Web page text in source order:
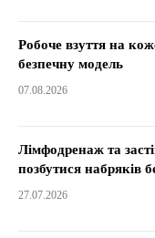
Робоче взуття на
безпечну модель
07.08.2026
Лімфодренаж та
позбутися набряків
27.07.2026